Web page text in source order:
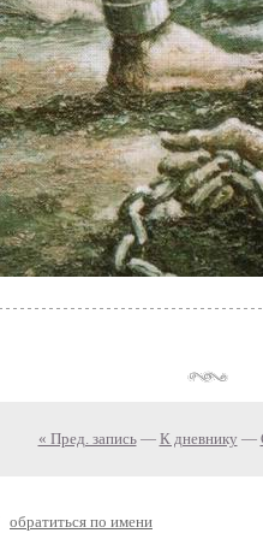
« Пред. запись— К дневнику —
обратиться по имени